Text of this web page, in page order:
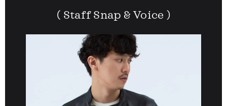
( Staff Snap & Voice )